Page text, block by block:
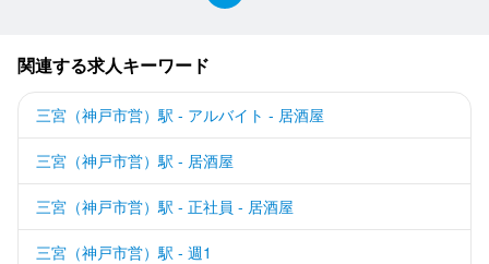
関連する求人キーワード
三宮（神戸市営）駅 - アルバイト - 居酒屋
三宮（神戸市営）駅 - 居酒屋
三宮（神戸市営）駅 - 正社員 - 居酒屋
三宮（神戸市営）駅 - 週1